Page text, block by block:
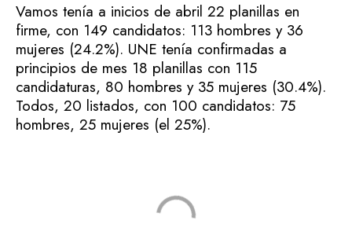
Vamos tenía a inicios de abril 22 planillas en
firme, con 149 candidatos: 113 hombres y 36
mujeres (24.2%). UNE tenía confirmadas a
principios de mes 18 planillas con 115
candidaturas, 80 hombres y 35 mujeres (30.4%).
Todos, 20 listados, con 100 candidatos: 75
hombres, 25 mujeres (el 25%).